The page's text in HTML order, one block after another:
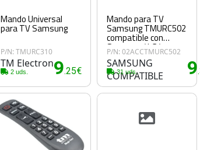
Mando Universal
para TV Samsung
P/N: TMURC310
TM Electron
2 uds. 9.25€
Mando para TV
Samsung TMURC502
compatible con
Samsung/ LG/
Philips/ Sony/
Panasonic
P/N: 02ACCTMURC502
SAMSUNG
COMPATIBLE
31 uds. 9